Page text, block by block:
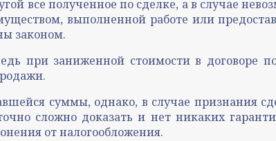
все полученное по сделке, а в случае
выполненной работе или
законом.
при заниженной стоимости в договоре
суммы, однако, в случае признания
сложно доказать и нет никаких
от налогообложения.